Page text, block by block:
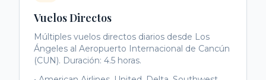
Vuelos Directos
Múltiples vuelos directos diarios desde Los
Ángeles al Aeropuerto Internacional de Cancún
(CUN). Duración: 4.5 horas.